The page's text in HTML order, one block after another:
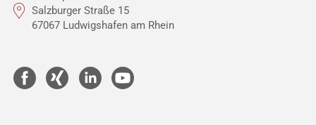
Salzburger Straße 15
67067 Ludwigshafen am Rhein